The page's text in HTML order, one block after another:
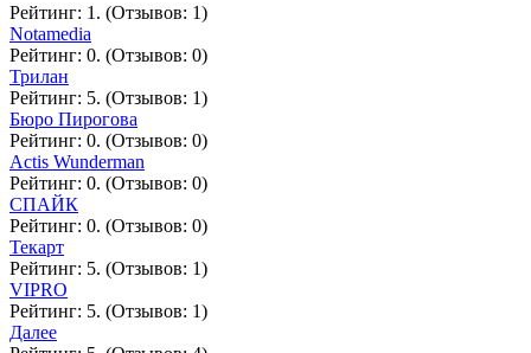
Рейтинг: 1. (Отзывов: 1)
Notamedia
Рейтинг: 0. (Отзывов: 0)
Трилан
Рейтинг: 5. (Отзывов: 1)
Бюро Пирогова
Рейтинг: 0. (Отзывов: 0)
Actis Wunderman
Рейтинг: 0. (Отзывов: 0)
СПАЙК
Рейтинг: 0. (Отзывов: 0)
Текарт
Рейтинг: 5. (Отзывов: 1)
VIPRO
Рейтинг: 5. (Отзывов: 1)
Далее